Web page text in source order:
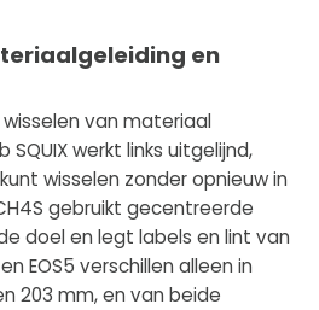
en
van materiaal
werkt links uitgelijnd,
wisselen zonder opnieuw in
gebruikt gecentreerde
doel en legt labels en lint van
EOS5 verschillen alleen in
203 mm, en van beide